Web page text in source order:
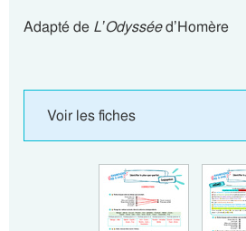
Adapté de L’Odysséed’Homère
Voir les fiches